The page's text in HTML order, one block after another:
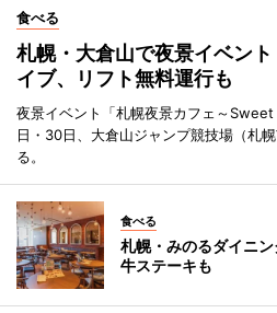
食べる
札幌・大倉山で夜景イベン
イブ、リフト無料運行も
夜景イベント「札幌夜景カフェ～
日・30日、大倉山ジャンプ競技場（札
る。
食べる
札幌・みのるダイニ
牛ステーキも